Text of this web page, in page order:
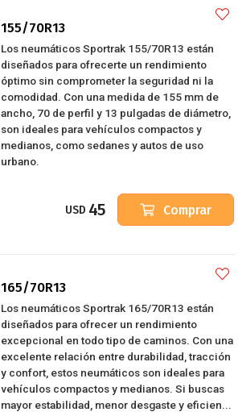
155/70R13
Los neumáticos Sportrak 155/70R13 están
diseñados para ofrecerte un rendimiento
óptimo sin comprometer la seguridad ni la
comodidad. Con una medida de 155 mm de
ancho, 70 de perfil y 13 pulgadas de diámetro,
son ideales para vehículos compactos y
medianos, como sedanes y autos de uso
urbano.
USD 45 Comprar
165/70R13
Los neumáticos Sportrak 165/70R13 están
diseñados para ofrecer un rendimiento
excepcional en todo tipo de caminos. Con una
excelente relación entre durabilidad, tracción
y confort, estos neumáticos son ideales para
vehículos compactos y medianos. Si buscas
mayor estabilidad, menor desgaste y eficien...